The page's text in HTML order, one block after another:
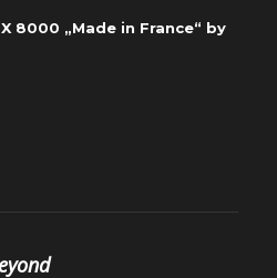
8000 „Made in France“ by